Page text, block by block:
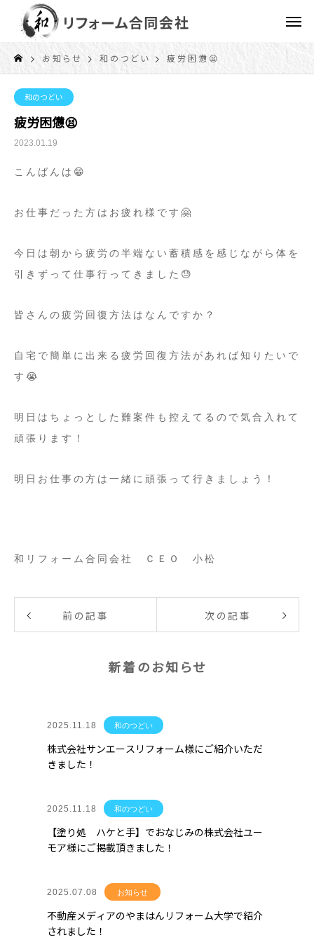
お知らせ 和のつどい 疲労困憊😫
和のつどい
疲労困憊😫
2023.01.19
こんばんは😁
お仕事だった方はお疲れ様です🤗
今日は朝から疲労の半端ない蓄積感を感じながら体を
引きずって仕事行ってきました😓
皆さんの疲労回復方法はなんですか？
自宅で簡単に出来る疲労回復方法があれば知りたいで
す😭
明日はちょっとした難案件も控えてるので気合入れて
頑張ります！
明日お仕事の方は一緒に頑張って行きましょう！
和リフォーム合同会社 ＣＥＯ 小松
前の記事 次の記事
新着のお知らせ
2025.11.18 和のつどい
株式会社サンエースリフォーム様にご紹介いただ
きました！
2025.11.18 和のつどい
【塗り処 ハケと手】でおなじみの株式会社ユー
モア様にご掲載頂きました！
2025.07.08 お知らせ
不動産メディアのやまはんリフォーム大学で紹介
されました！